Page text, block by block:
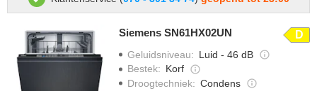
Siemens SN61HX02UN D
Geluidsniveau: Luid - 46 dB
Bestek: Korf
Droogtechniek: Condens